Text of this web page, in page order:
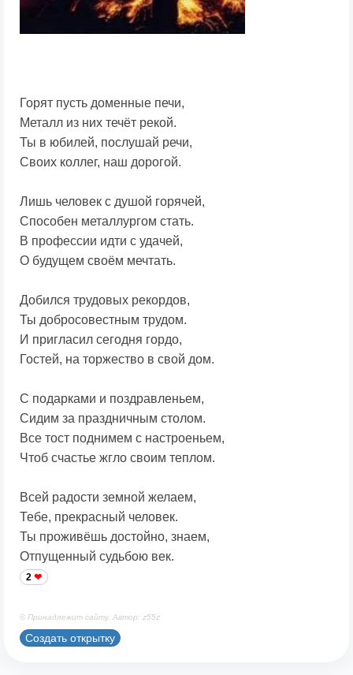
Горят пусть доменные печи,
Металл из них течёт рекой.
Ты в юбилей, послушай речи,
Своих коллег, наш дорогой.
Лишь человек с душой горячей,
Способен металлургом стать.
В профессии идти с удачей,
О будущем своём мечтать.
Добился трудовых рекордов,
Ты добросовестным трудом.
И пригласил сегодня гордо,
Гостей, на торжество в свой дом.
С подарками и поздравленьем,
Сидим за праздничным столом.
Все тост поднимем с настроеньем,
Чтоб счастье жгло своим теплом.
Всей радости земной желаем,
Тебе, прекрасный человек.
Ты проживёшь достойно, знаем,
Отпущенный судьбою век.
2
© Принадлежит сайту. Автор: z55z
Создать открытку